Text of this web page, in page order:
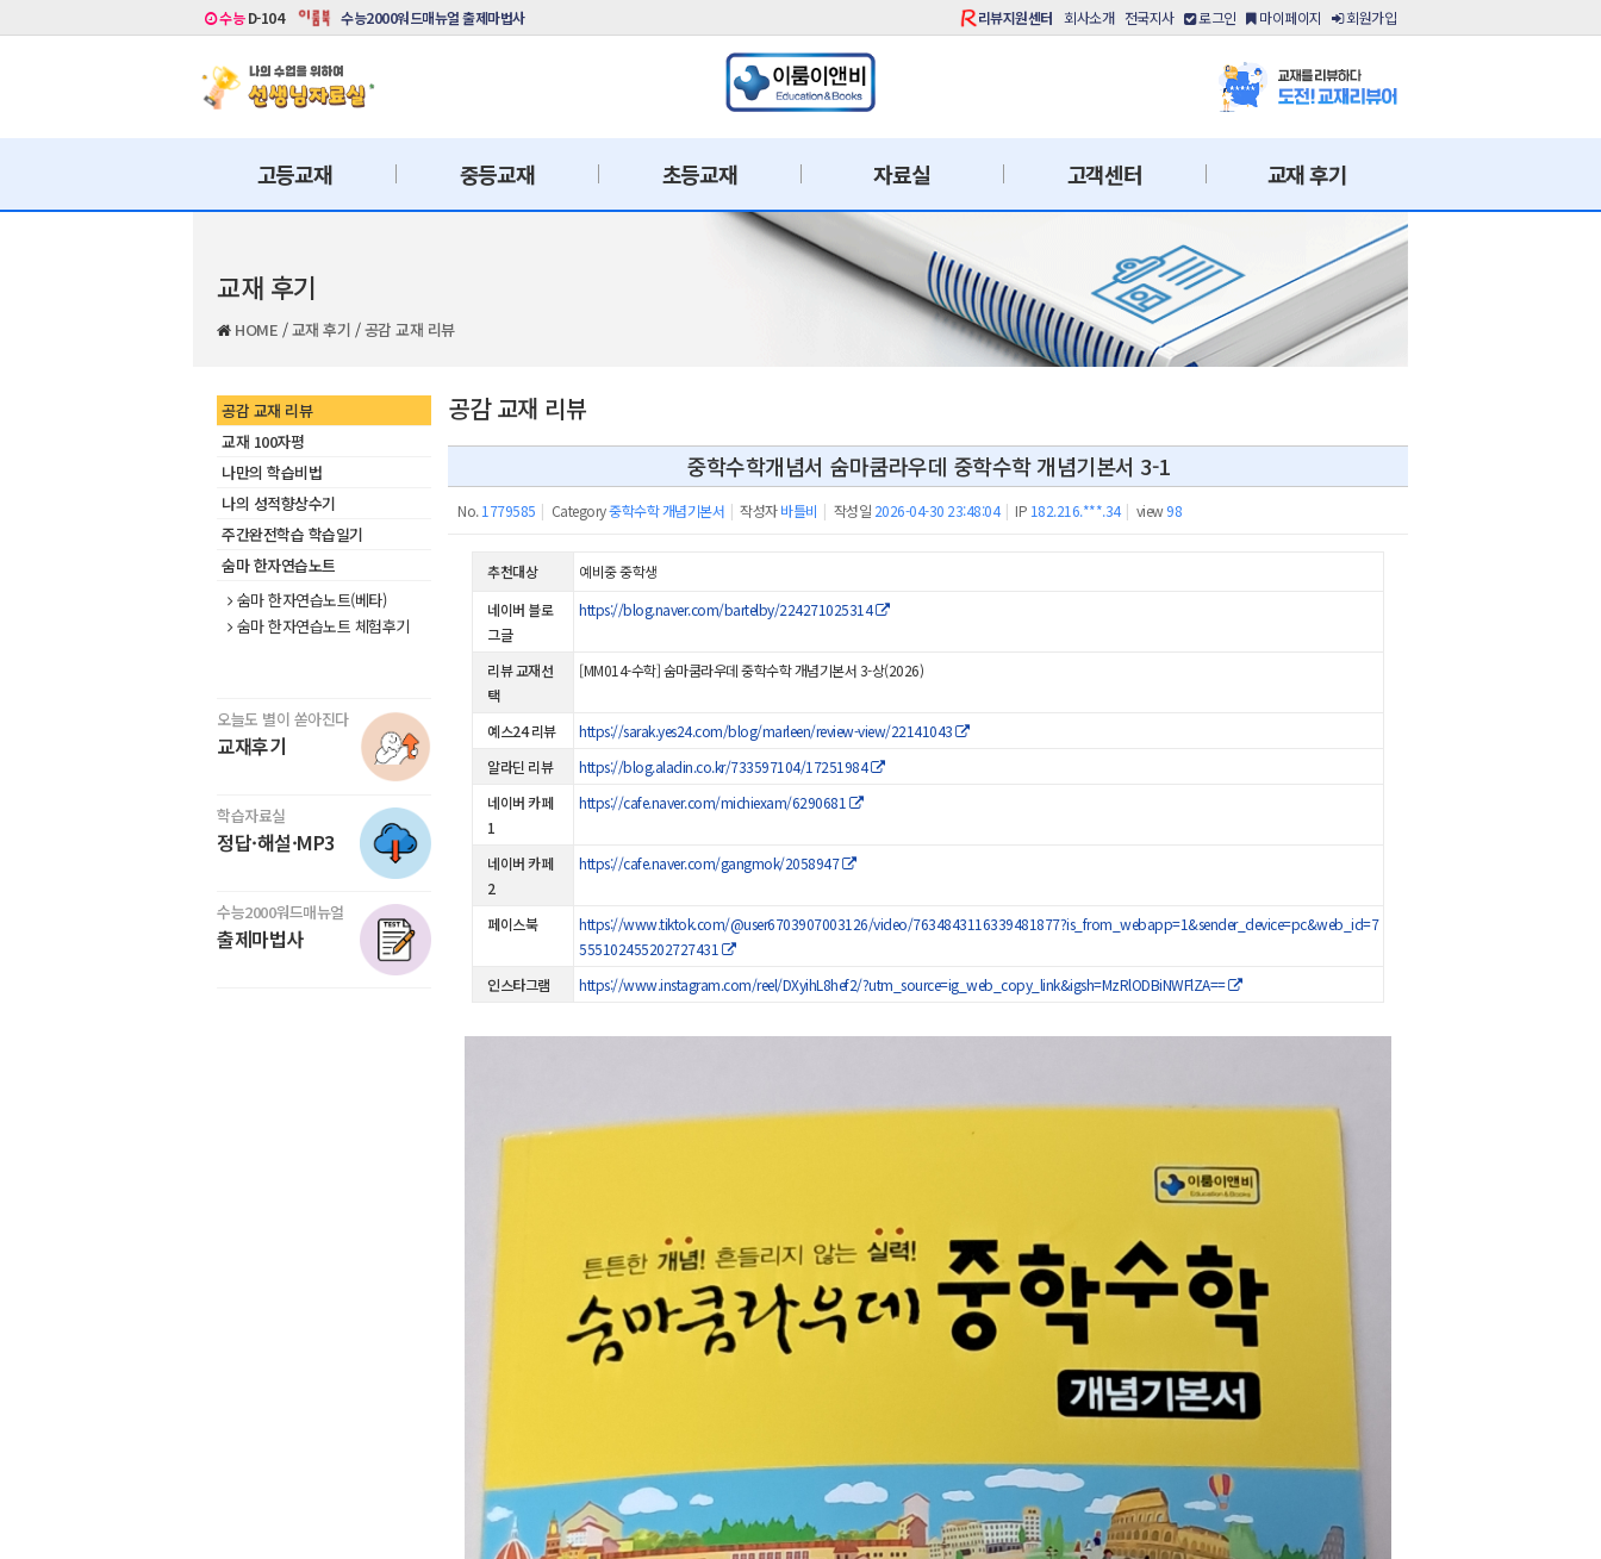
수능D-104 수능2000워드매뉴얼 출제마법사 리뷰지원센터 회사소개 전국지사 로그인 마이페이지 회원가입
고등교재 중등교재 초등교재 자료실 고객센터 교재 후기
교재 후기
HOME /교재 후기 /공감 교재 리뷰
공감 교재 리뷰
교재 100자평
나만의 학습비법
나의 성적향상수기
주간완전학습 학습일기
숨마 한자연습노트
숨마 한자연습노트(베타)
숨마 한자연습노트 체험후기
오늘도 별이 쏟아진다
교재후기
학습자료실
정답·해설·MP3
수능2000워드매뉴얼
출제마법사
공감 교재 리뷰
중학수학개념서 숨마쿰라우데 중학수학 개념기본서 3-1
No. 1779585 | Category중학수학 개념기본서 | 작성자 바틀비 | 작성일 2026-04-30 23:48:04 | IP 182.216.***.34 | view 98
추천대상
예비중 중학생
네이버 블로
그글
https://blog.naver.com/bartelby/224271025314
리뷰 교재선
택
[MM014-수학] 숨마쿰라우데 중학수학 개념기본서 3-상(2026)
예스24 리뷰
https://sarak.yes24.com/blog/marleen/review-view/22141043
알라딘 리뷰
https://blog.aladin.co.kr/733597104/17251984
네이버 카페
1
https://cafe.naver.com/michiexam/6290681
네이버 카페
2
https://cafe.naver.com/gangmok/2058947
페이스북
https://www.tiktok.com/@user6703907003126/video/7634843116339481877?is_from_webapp=1&sender_device=pc&web_id=7
555102455202727431
인스타그램
https://www.instagram.com/reel/DXyihL8hef2/?utm_source=ig_web_copy_link&igsh=MzRlODBiNWFlZA==